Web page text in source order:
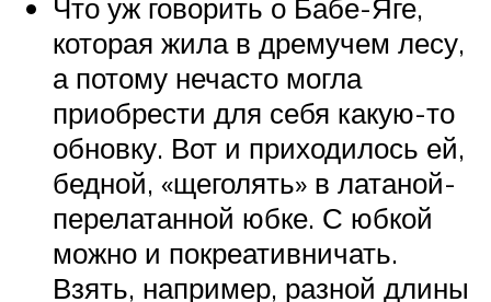
Что уж говорить о Бабе-Яге,
которая жила в дремучем лесу,
а потому нечасто могла
приобрести для себя какую-то
обновку. Вот и приходилось ей,
бедной, «щеголять» в латаной-
перелатанной юбке. С юбкой
можно и покреативничать.
Взять, например, разной длины